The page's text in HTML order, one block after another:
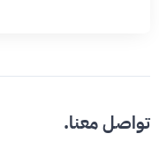
تواصل معنا.